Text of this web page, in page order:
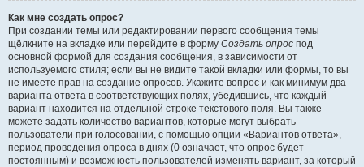
Как мне создать опрос?
При создании темы или редактировании первого сообщения темы
щёлкните на вкладке или перейдите в форму Создать опрос под
основной формой для создания сообщения, в зависимости от
используемого стиля; если вы не видите такой вкладки или формы, то вы
не имеете прав на создание опросов. Укажите вопрос и как минимум два
варианта ответа в соответствующих полях, убедившись, что каждый
вариант находится на отдельной строке текстового поля. Вы также
можете задать количество вариантов, которые могут выбрать
пользователи при голосовании, с помощью опции «Вариантов ответа»,
период проведения опроса в днях (0 означает, что опрос будет
постоянным) и возможность пользователей изменять вариант, за который